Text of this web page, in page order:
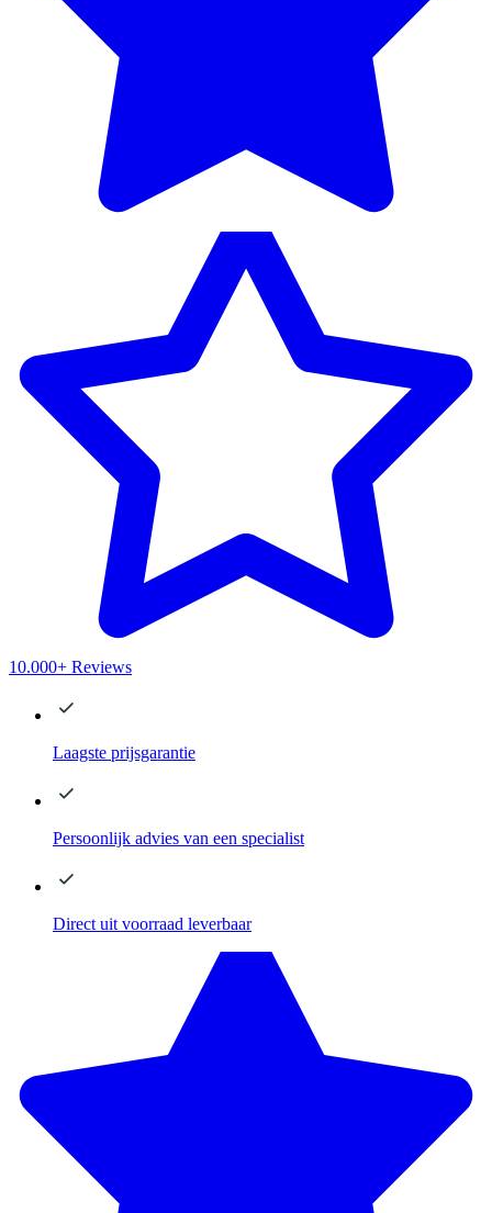
10.000+ Reviews
Laagste prijsgarantie
Persoonlijk advies van een specialist
Direct uit voorraad leverbaar